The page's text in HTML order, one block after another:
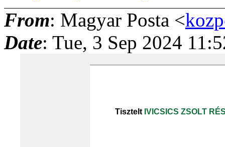
From: Magyar Posta <
Date: Tue, 3 Sep 2024
Tisztelt IVICSICS ZSOLT